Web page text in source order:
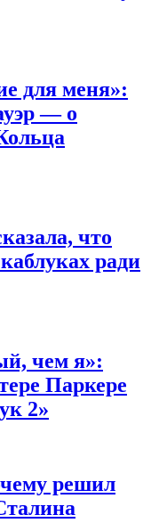
для меня»:
— о
что
ради
чем я»:
Паркере
2»
решил